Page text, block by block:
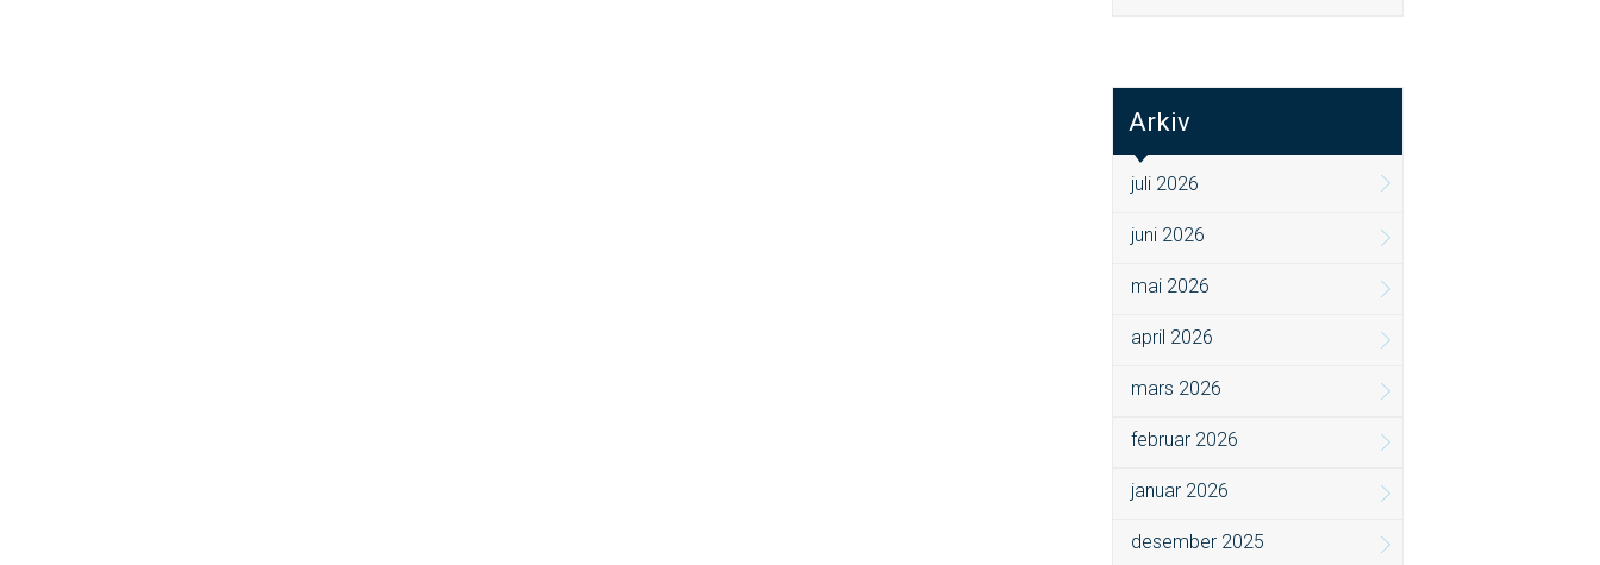
Arkiv
juli 2026
juni 2026
mai 2026
april 2026
mars 2026
februar 2026
januar 2026
desember 2025